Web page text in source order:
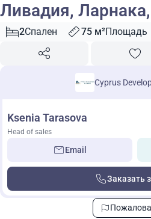
Ливадия,
2Спален 75 м²Площадь
Cyprus
Ksenia Tarasova
Head of sales
Email
Заказать